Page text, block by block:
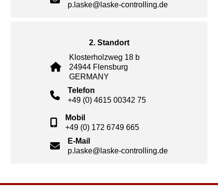
p.laske@laske-controlling.de
2. Standort
Klosterholzweg 18 b
24944 Flensburg
GERMANY
Telefon
+49 (0) 4615 00342 75
Mobil
+49 (0) 172 6749 665
E-Mail
p.laske@laske-controlling.de